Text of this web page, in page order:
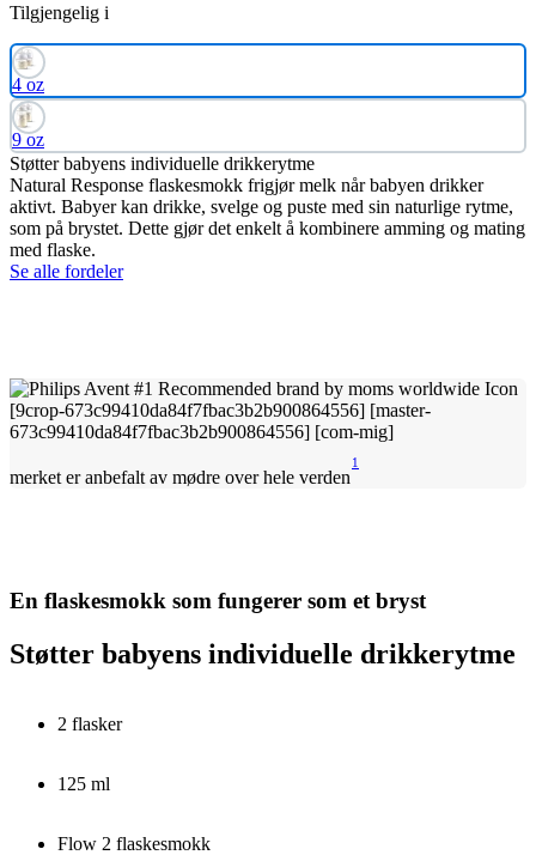
Tilgjengelig i
4 oz
9 oz
Støtter babyens individuelle drikkerytme
Natural Response flaskesmokk frigjør melk når babyen drikker
aktivt. Babyer kan drikke, svelge og puste med sin naturlige rytme,
som på brystet. Dette gjør det enkelt å kombinere amming og mating
med flaske.
Se alle fordeler
merket er anbefalt av mødre over hele verden
1
En flaskesmokk som fungerer som et bryst
Støtter babyens individuelle drikkerytme
2 flasker
125 ml
Flow 2 flaskesmokk